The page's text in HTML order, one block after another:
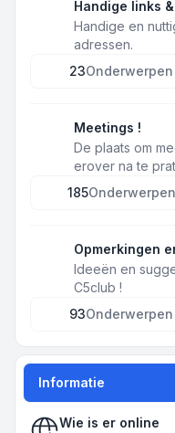
Handige links
Handige en
adressen.
23Onderwerpen
Meetings !
De plaats om
erover na te
185Onderwerpen
Opmerkingen
Ideeën en
C5club !
93Onderwerpen
Informatie
Wie is er online